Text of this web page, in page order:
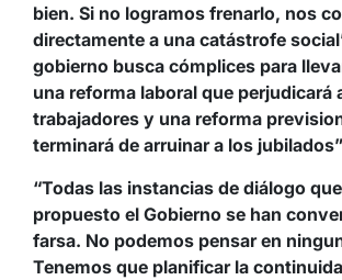
bien. Si no logramos frenarlo, nos
directamente a una catástrofe
gobierno busca cómplices para
una reforma laboral que perjudicará
trabajadores y una reforma
terminará de arruinar a los jubilados”
“Todas las instancias de diálogo
propuesto el Gobierno se han
farsa. No podemos pensar en
Tenemos que planificar la